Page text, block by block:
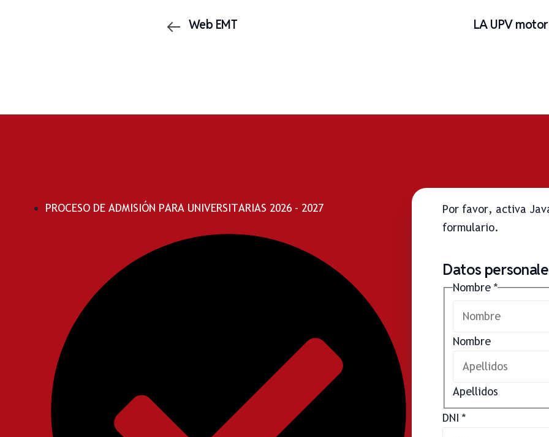
Web EMT LA UPV
PROCESO DE ADMISIÓN PARA UNIVERSITARIAS 2026 - 2027
Por favor, activa
formulario.
Datos
Nombre*
Nombre
Apellidos
DNI *